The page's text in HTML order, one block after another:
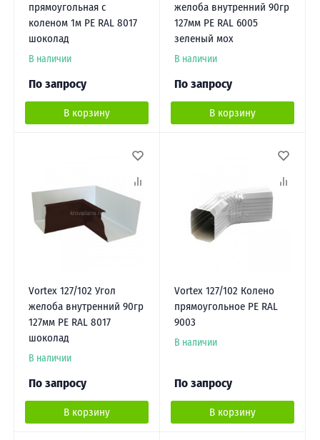
прямоугольная с
коленом 1м PE RAL 8017
шоколад
В наличии
По запросу
В корзину
желоба внутренний 90гр
127мм PE RAL 6005
зеленый мох
В наличии
По запросу
В корзину
Vortex 127/102 Угол
желоба внутренний 90гр
127мм PE RAL 8017
шоколад
В наличии
По запросу
В корзину
Vortex 127/102 Колено
прямоугольное PE RAL
9003
В наличии
По запросу
В корзину